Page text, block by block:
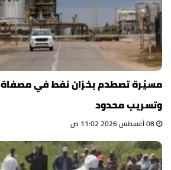
مسيّرة تصطدم بخزان نفط في مصفاة
وتسريب محدود